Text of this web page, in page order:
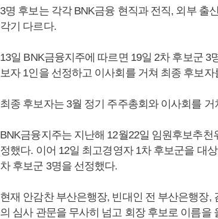
3명 후보는 각각 BNK금융 현직과 전직, 외부 출
각기 다르다.
13일 BNK금융지주에 따르면 19일 2차 후보군
보자 1인을 선정하고 이사회를 거쳐 최종 후보자
최종 후보자는 3월 정기 주주총회와 이사회를
BNK금융지주는 지난해 12월22일 임원후보추
정했다. 이어 12일 최고경영자 1차 후보군을 대
차 후보군 3명을 선정했다.
현재 안감찬 부산은행장, 빈대인 전 부산은행장
의 심사 관문을 무사히 넘고 회장 후보로 이름을